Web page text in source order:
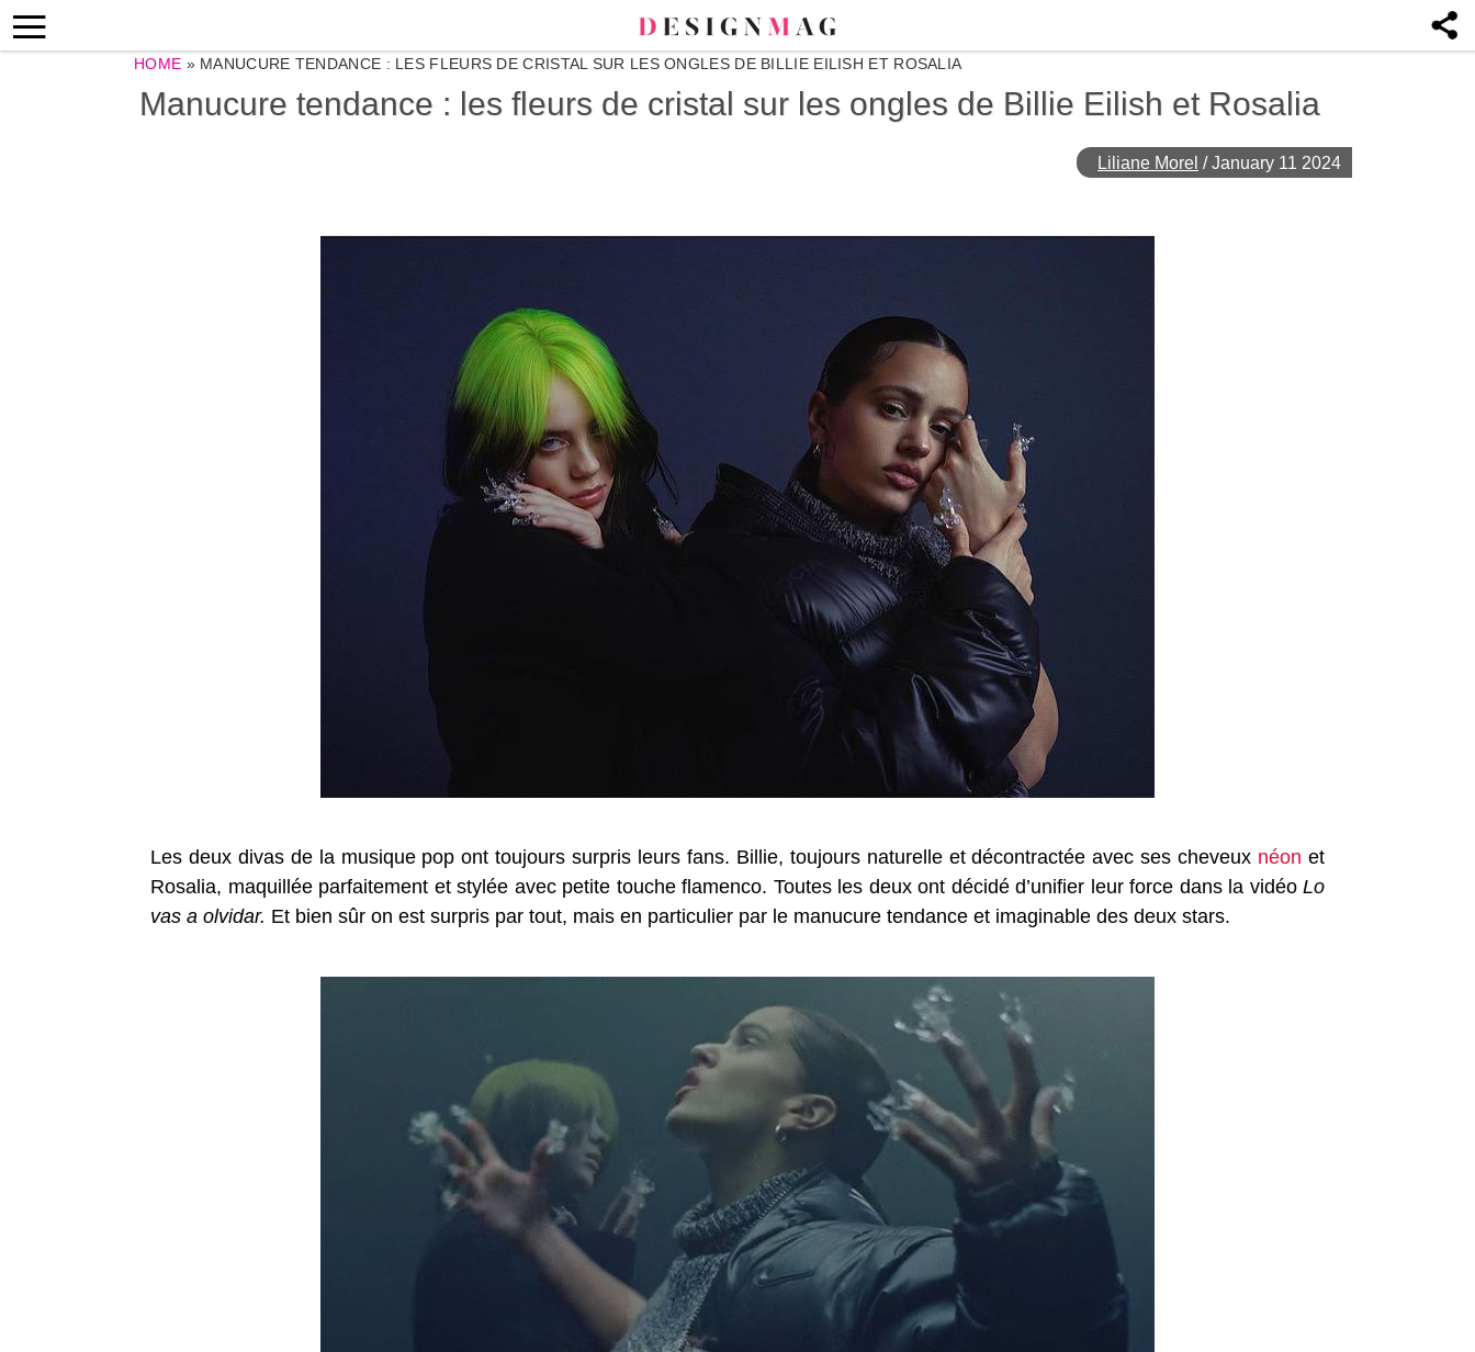
HOME » MANUCURE TENDANCE : LES FLEURS DE CRISTAL SUR LES ONGLES DE BILLIE EILISH ET ROSALIA
Manucure tendance : les fleurs de cristal sur les ongles de Billie Eilish et Rosalia
Liliane Morel /January 11 2024
Les deux divas de la musique pop ont toujours surpris leurs fans. Billie, toujours naturelle et décontractée avec ses cheveux néon et
Rosalia, maquillée parfaitement et stylée avec petite touche flamenco. Toutes les deux ont décidé d’unifier leur force dans la vidéo Lo
vas a olvidar. Et bien sûr on est surpris par tout, mais en particulier par le manucure tendance et imaginable des deux stars.